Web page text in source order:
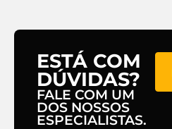
ESTÁ COM
DÚVIDAS?
FALE COM UM
DOS NOSSOS
ESPECIALISTAS.